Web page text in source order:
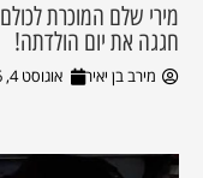
מירי שלם המוכרת
חגגה את יום הולדתה!
מירב בן יאיר אוגוסט 4, 2026